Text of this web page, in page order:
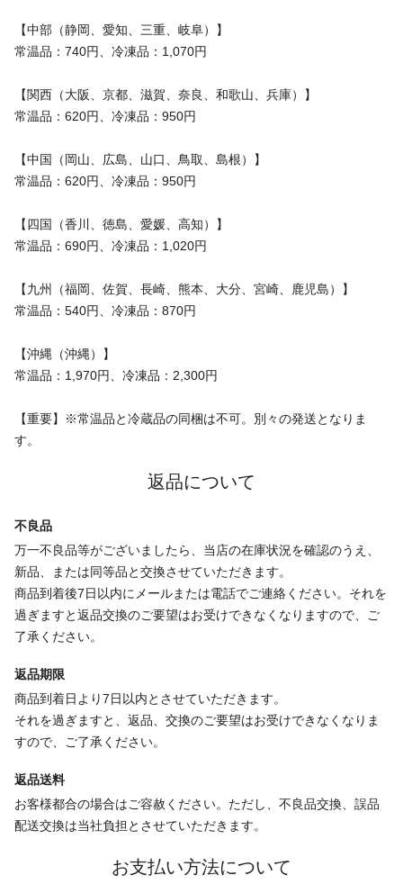
【中部（静岡、愛知、三重、岐阜）】
常温品：740円、冷凍品：1,070円
【関西（大阪、京都、滋賀、奈良、和歌山、兵庫）】
常温品：620円、冷凍品：950円
【中国（岡山、広島、山口、鳥取、島根）】
常温品：620円、冷凍品：950円
【四国（香川、徳島、愛媛、高知）】
常温品：690円、冷凍品：1,020円
【九州（福岡、佐賀、長崎、熊本、大分、宮崎、鹿児島）】
常温品：540円、冷凍品：870円
【沖縄（沖縄）】
常温品：1,970円、冷凍品：2,300円
【重要】※常温品と冷蔵品の同梱は不可。別々の発送となりま
す。
返品について
不良品
万一不良品等がございましたら、当店の在庫状況を確認のうえ、
新品、または同等品と交換させていただきます。
商品到着後7日以内にメールまたは電話でご連絡ください。それを
過ぎますと返品交換のご要望はお受けできなくなりますので、ご
了承ください。
返品期限
商品到着日より7日以内とさせていただきます。
それを過ぎますと、返品、交換のご要望はお受けできなくなりま
すので、ご了承ください。
返品送料
お客様都合の場合はご容赦ください。ただし、不良品交換、誤品
配送交換は当社負担とさせていただきます。
お支払い方法について